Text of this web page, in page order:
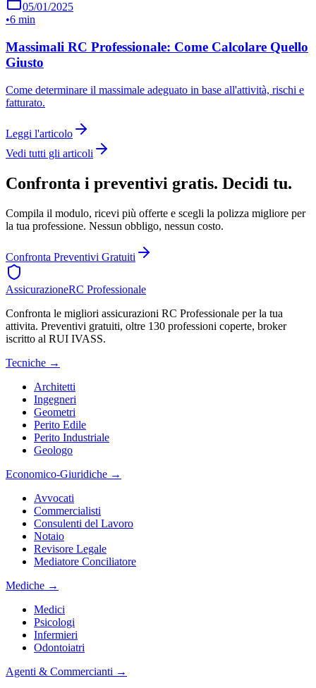
05/01/2025
•6 min
Massimali RC Professionale: Come Calcolare Quello
Giusto
Come determinare il massimale adeguato in base all'attività, rischi e
fatturato.
Leggi l'articolo
Vedi tutti gli articoli
Confronta i preventivi gratis. Decidi tu.
Compila il modulo, ricevi più offerte e scegli la polizza migliore per
la tua professione. Nessun obbligo, nessun costo.
Confronta Preventivi Gratuiti
AssicurazioneRC Professionale
Confronta le migliori assicurazioni RC Professionale per la tua
attivita. Preventivi gratuiti, oltre 130 professioni coperte, broker
iscritto al RUI IVASS.
Tecniche →
Architetti
Ingegneri
Geometri
Perito Edile
Perito Industriale
Geologo
Economico-Giuridiche →
Avvocati
Commercialisti
Consulenti del Lavoro
Notaio
Revisore Legale
Mediatore Conciliatore
Mediche →
Medici
Psicologi
Infermieri
Odontoiatri
Agenti & Commercianti →